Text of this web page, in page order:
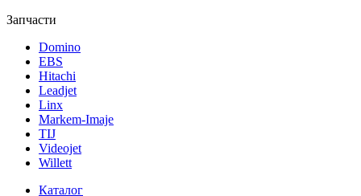
Запчасти
Domino
EBS
Hitachi
Leadjet
Linx
Markem-Imaje
TIJ
Videojet
Willett
Каталог